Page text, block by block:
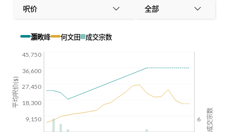
呎价 全部
灝畋峰 何文田 成交宗数
6 成交宗数
45,750
36,600
27,450
18,300
9,150
平均呎价($)